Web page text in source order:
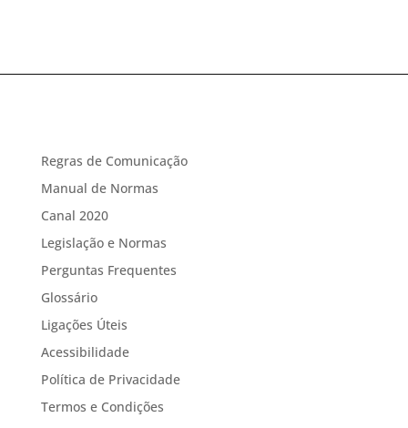
Regras de Comunicação
Manual de Normas
Canal 2020
Legislação e Normas
Perguntas Frequentes
Glossário
Ligações Úteis
Acessibilidade
Política de Privacidade
Termos e Condições